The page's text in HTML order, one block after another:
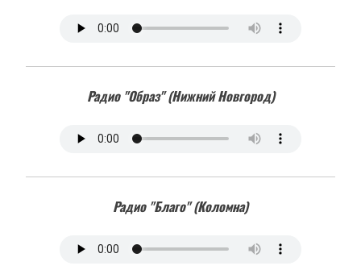
Радио "Образ" (Нижний Новгород)
Радио "Благо" (Коломна)